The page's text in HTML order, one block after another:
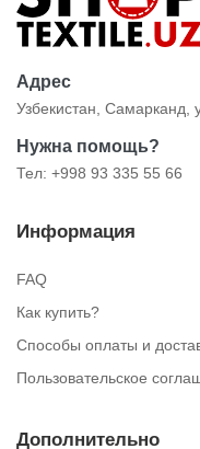
Адрес
Узбекистан, Самарканд,
Нужна помощь?
Тел: +998 93 335 55 66
Информация
FAQ
Как купить?
Способы оплаты и
Пользовательское
Дополнительно